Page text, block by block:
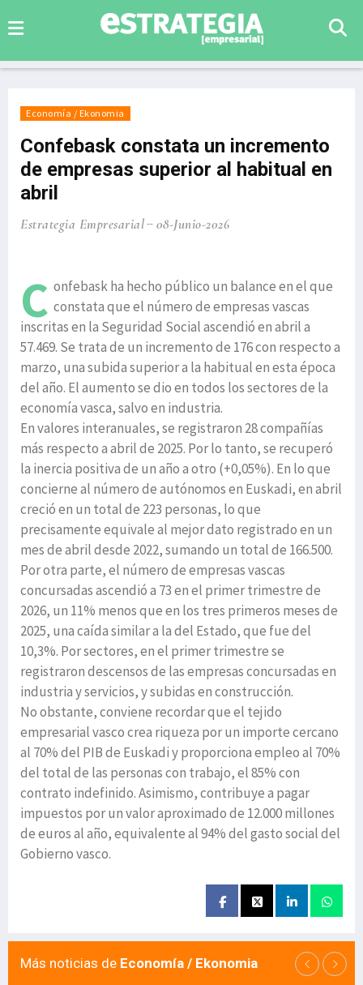
Economía / Ekonomia
Confebask constata un incremento
de empresas superior al habitual en
abril
Estrategia Empresarial 08-Junio-2026
C onfebask ha hecho público un balance en el que
constata que el número de empresas vascas
inscritas en la Seguridad Social ascendió en abril a
57.469. Se trata de un incremento de 176 con respecto a
marzo, una subida superior a la habitual en esta época
del año. El aumento se dio en todos los sectores de la
economía vasca, salvo en industria.
En valores interanuales, se registraron 28 compañías
más respecto a abril de 2025. Por lo tanto, se recuperó
la inercia positiva de un año a otro (+0,05%). En lo que
concierne al número de autónomos en Euskadi, en abril
creció en un total de 223 personas, lo que
precisamente equivale al mejor dato registrado en un
mes de abril desde 2022, sumando un total de 166.500.
Por otra parte, el número de empresas vascas
concursadas ascendió a 73 en el primer trimestre de
2026, un 11% menos que en los tres primeros meses de
2025, una caída similar a la del Estado, que fue del
10,3%. Por sectores, en el primer trimestre se
registraron descensos de las empresas concursadas en
industria y servicios, y subidas en construcción.
No obstante, conviene recordar que el tejido
empresarial vasco crea riqueza por un importe cercano
al 70% del PIB de Euskadi y proporciona empleo al 70%
del total de las personas con trabajo, el 85% con
contrato indefinido. Asimismo, contribuye a pagar
impuestos por un valor aproximado de 12.000 millones
de euros al año, equivalente al 94% del gasto social del
Gobierno vasco.
Más noticias de Economía / Ekonomia